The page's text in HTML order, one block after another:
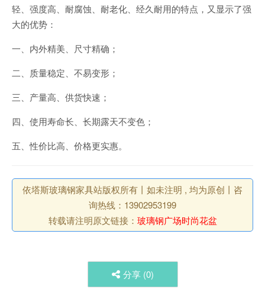
轻、强度高、耐腐蚀、耐老化、经久耐用的特点，又显示了强
大的优势：
一、内外精美、尺寸精确；
二、质量稳定、不易变形；
三、产量高、供货快速；
四、使用寿命长、长期露天不变色；
五、性价比高、价格更实惠。
依塔斯玻璃钢家具站版权所有丨如未注明 , 均为原创丨咨
询热线：13902953199
转载请注明原文链接： 玻璃钢广场时尚花盆
分享 (0)